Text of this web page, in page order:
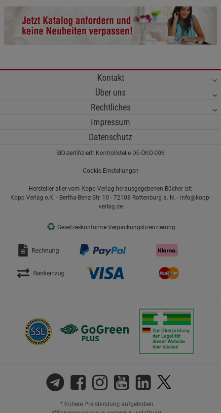
Kontakt
Über uns
Rechtliches
Impressum
Datenschutz
BIO-zertifiziert: Kontrollstelle DE-ÖKO-006
Cookie-Einstellungen
Hersteller aller vom Kopp Verlag herausgegebenen Bücher ist:
Kopp Verlag e.K. - Bertha-Benz-Str. 10 - 72108 Rottenburg a. N. - info@kopp-
verlag.de
♻ Gesetzeskonforme Verpackungslizenzierung
* frühere Preisbindung aufgehoben
Funktionale Cookies (1) Funktionale
Beschreibung Funktionale Cookies
anzeigen
Statistik Cookies (2) Statistik Cookies
Beschreibung Statistik Cookies
Cookie-Informationen
Marketing Cookies (3)
Datenschutzerklärung Impressum